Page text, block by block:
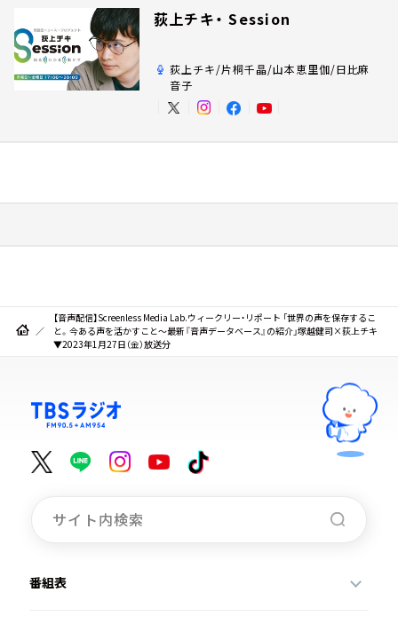
荻上チキ・ Session
荻上チキ/片桐千晶/山本恵里伽/日比麻
音子
【音声配信】Screenless Media Lab.ウィークリー・リポート 「世界の声を保存するこ
と。今ある声を活かすこと～最新『音声データベース』の紹介」塚越健司×荻上チキ
▼2023年1月27日（金）放送分
番組表